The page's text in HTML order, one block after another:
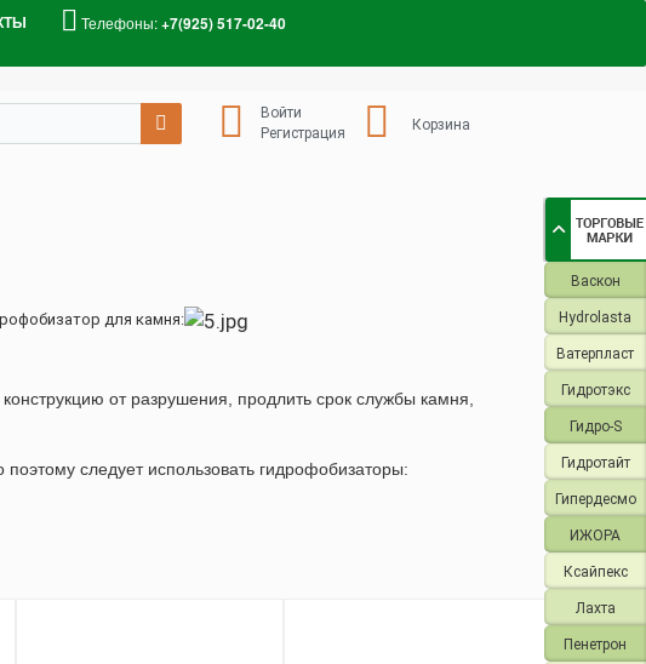
Телефоны:+7(925) 517-02-40
Войти
Регистрация
Корзина
Васкон
Hydrolasta
Ватерпласт
Гидротэкс
Гидро-S
Гидротайт
Гипердесмо
ИЖОРА
Ксайпекс
Лахта
Пенетрон
для камня:
от разрушения, продлить срок службы камня,
следует использовать гидрофобизаторы: